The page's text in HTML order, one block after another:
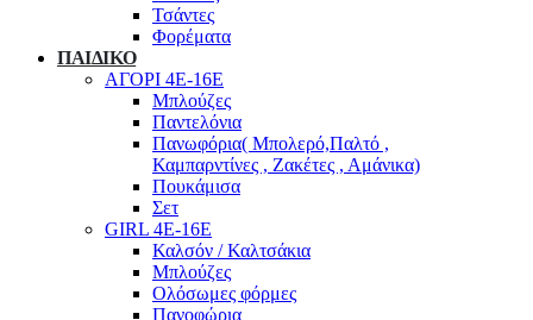
Τσάντες
Φορέματα
ΠΑΙΔΙΚΟ
ΑΓΟΡΙ 4Ε-16Ε
Μπλούζες
Παντελόνια
Πανωφόρια( Μπολερό,Παλτό ,
Καμπαρντίνες , Ζακέτες , Αμάνικα)
Πουκάμισα
Σετ
GIRL 4Ε-16Ε
Καλσόν / Καλτσάκια
Μπλούζες
Ολόσωμες φόρμες
Πανοφώρια